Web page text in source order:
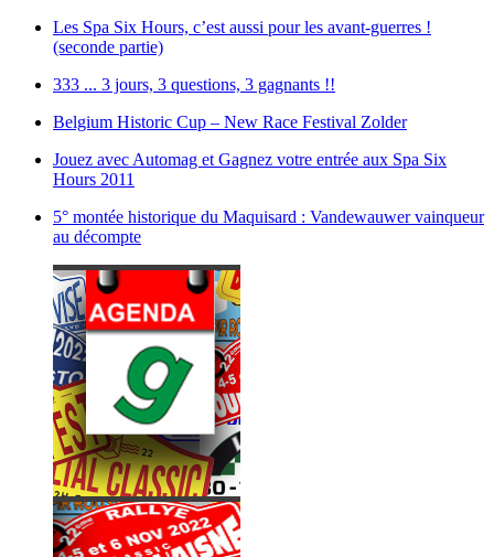
Les Spa Six Hours, c’est aussi pour les avant-guerres !
(seconde partie)
333 ... 3 jours, 3 questions, 3 gagnants !!
Belgium Historic Cup – New Race Festival Zolder
Jouez avec Automag et Gagnez votre entrée aux Spa Six
Hours 2011
5° montée historique du Maquisard : Vandewauwer vainqueur
au décompte